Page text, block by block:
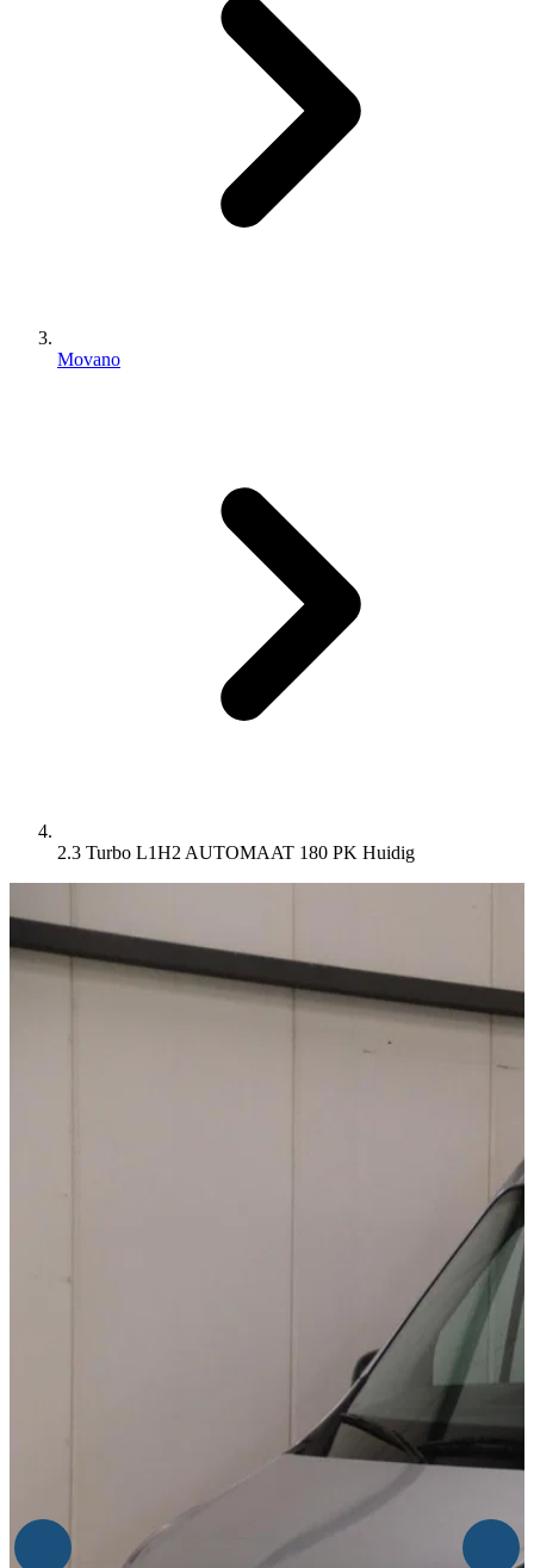
Movano
2.3 Turbo L1H2 AUTOMAAT 180 PK Huidig